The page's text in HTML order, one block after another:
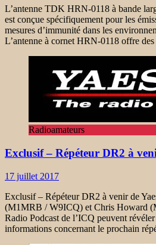
L’antenne TDK HRN-0118 à bande
est conçue spécifiquement pour les
mesures d’immunité dans les
L’antenne à cornet HRN-0118 offre des
Radioamateurs
Exclusif – Répéteur DR2 à
17 juillet 2017
Exclusif – Répéteur DR2 à venir de
(M1MRB / W9ICQ) et Chris Howard
Radio Podcast de l’ICQ peuvent
informations concernant le prochain